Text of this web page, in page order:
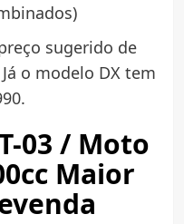
sugerido de
o modelo DX tem
03 / Moto
Maior